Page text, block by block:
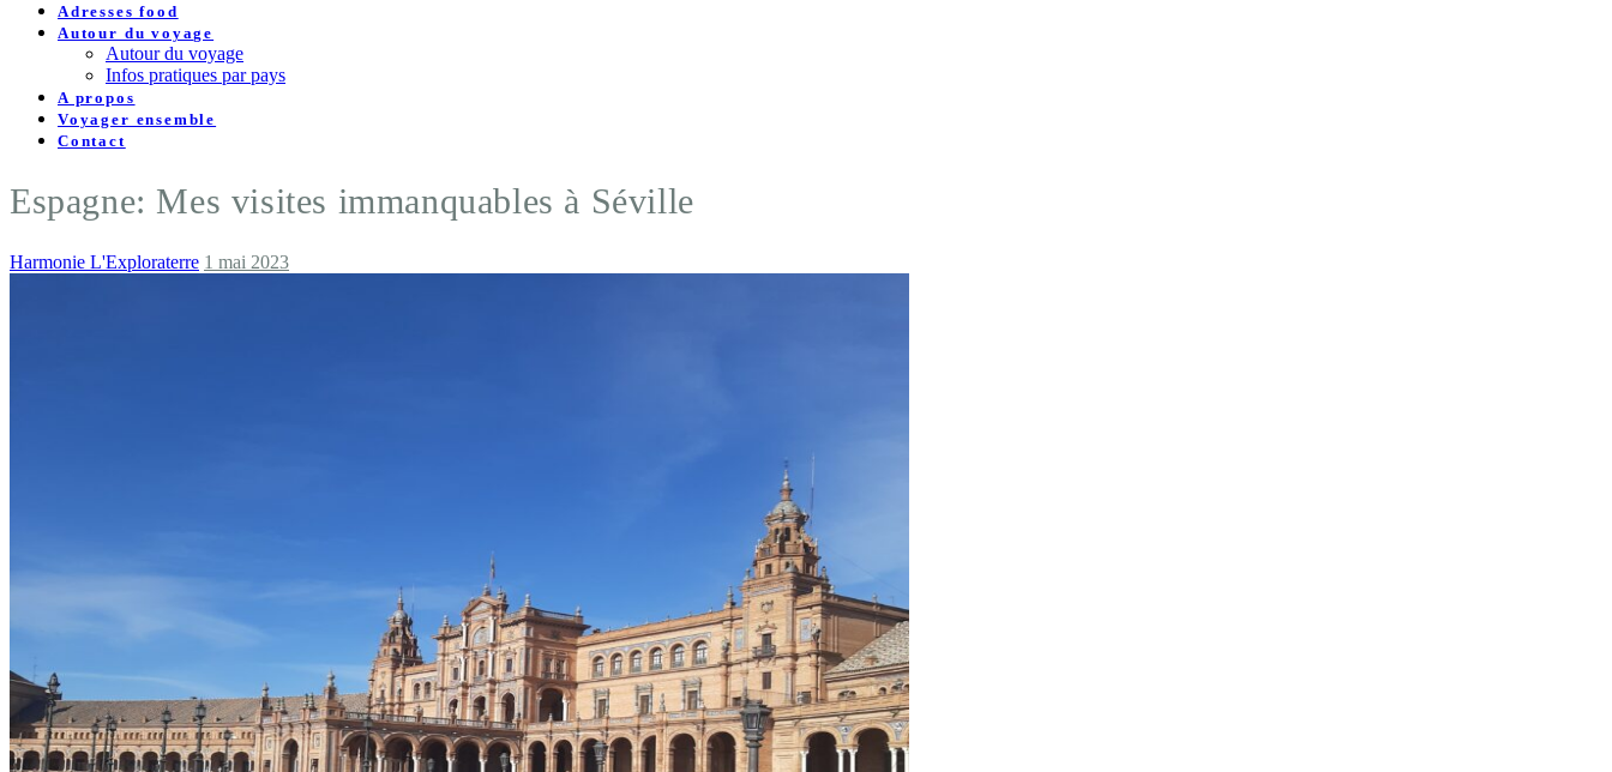
Adresses food
Autour du voyage
Autour du voyage
Infos pratiques par pays
A propos
Voyager ensemble
Contact
Espagne: Mes visites immanquables à Séville
Harmonie L'Exploraterre 1 mai 2023